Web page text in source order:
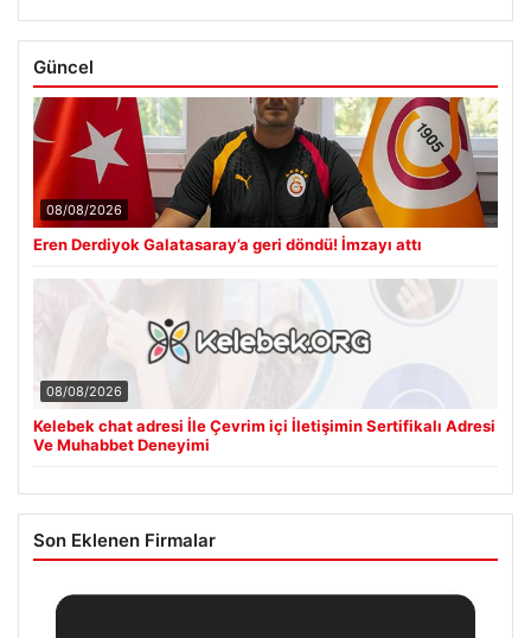
Güncel
08/08/2026
Eren Derdiyok Galatasaray’a geri döndü! İmzayı attı
08/08/2026
Kelebek chat adresi İle Çevrim içi İletişimin Sertifikalı Adresi
Ve Muhabbet Deneyimi
Son Eklenen Firmalar